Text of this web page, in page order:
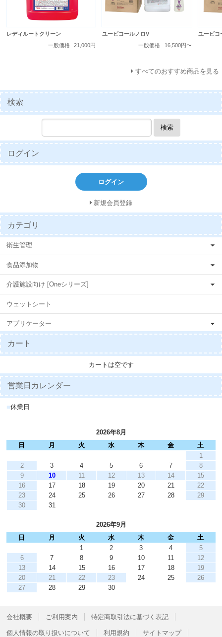
レディルートクリーン
一般価格
21,000円
ユービコールノロV
一般価格
16,500円〜
ユービコ
すべてのおすすめ商品を見る
検索
検索
ログイン
ログイン
新規会員登録
カテゴリ
衛生管理
食品添加物
介護施設向け [Oneシリーズ]
ウェットシート
アプリケーター
カート
カートは空です
営業日カレンダー
■休業日
2026年8月
日
月 火 水 木 金
土
1
2
3 4 5 6 7
8
9
10 11 12 13 14
15
16
17 18 19 20 21
22
23
24 25 26 27 28
29
30
31
2026年9月
日
月 火 水 木 金
土
1
2 3 4
5
6
7 8 9 10 11
12
13
14 15 16 17 18
19
20
21 22 23 24 25
26
27
28 29 30
会社概要 ご利用案内 特定商取引法に基づく表記
個人情報の取り扱いについて 利用規約 サイトマップ